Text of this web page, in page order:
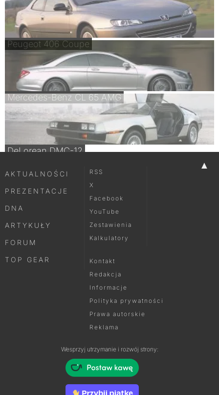
Peugeot 406 Coupe
Mercedes-Benz CL 65 AMG
DeLorean DMC-12
▲
AKTUALNOŚCI
PREZENTACJE
DNA
ARTYKUŁY
FORUM
TOP GEAR
RSS
X
Facebook
YouTube
Zestawienia
Kalkulatory
Kontakt
Redakcja
Informacje
Polityka prywatności
Prawa autorskie
Reklama
Wesprzyj utrzymanie i rozwój strony: